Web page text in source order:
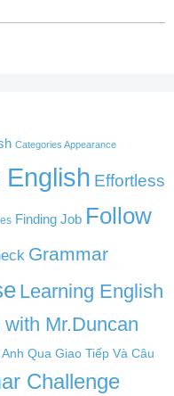
Categories Appearance
Effortless
Finding Job Follow
Grammar
Learning English
Mr.Duncan
Qua Giao Tiếp Và Câu
Challenge